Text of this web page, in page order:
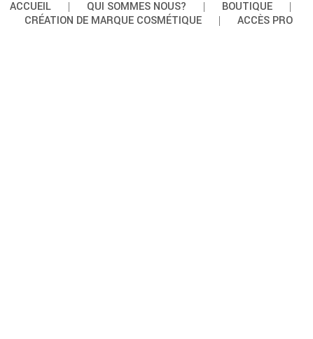
ACCUEIL QUI SOMMES NOUS?
BOUTIQUE
CRÉATION DE MARQUE COSMÉTIQUE
ACCÈS PRO